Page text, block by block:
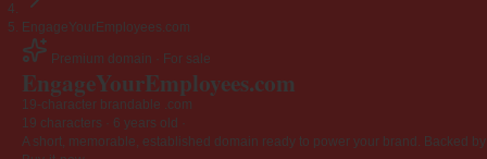
EngageYourEmployees.com
Premium domain · For sale
EngageYourEmployees.com
19-character brandable .com
19 characters · 6 years old
A short, memorable, established domain ready to power your brand. Backed